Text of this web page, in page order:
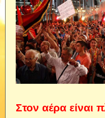
Στον αέρα είναι